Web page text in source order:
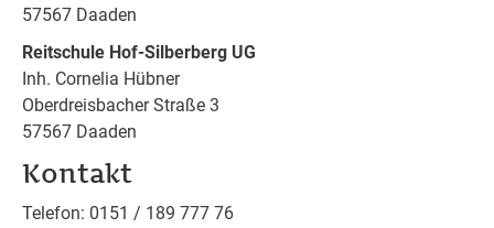
57567 Daaden
Reitschule Hof-Silberberg UG
Inh. Cornelia Hübner
Oberdreisbacher Straße 3
57567 Daaden
Kontakt
Telefon: 0151 / 189 777 76